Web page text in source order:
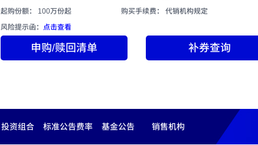
起购份额： 100万份起
购买手续费： 代销机构规定
风险提示函： 点击查看
申购/赎回清单 补券查询
投资组合 标准公告费率 基金公告 销售机构